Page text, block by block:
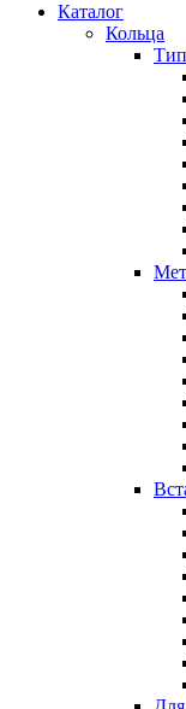
Каталог
Кольца
Тип